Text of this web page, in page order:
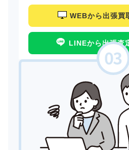
WEBから出張買
LINEから出張査